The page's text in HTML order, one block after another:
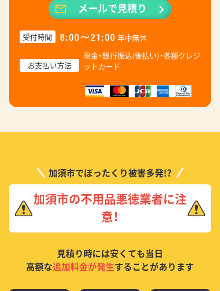
メールで見積り
受付時間 8:00〜21:00 年中無休
お支払い方法
現金・銀行振込(後払い)・各種クレジ
ットカード
加須市でぼったくり被害多発!?
加須市の不用品悪徳業者に注
意！
見積り時には安くても当日
高額な追加料金が発生することがあります